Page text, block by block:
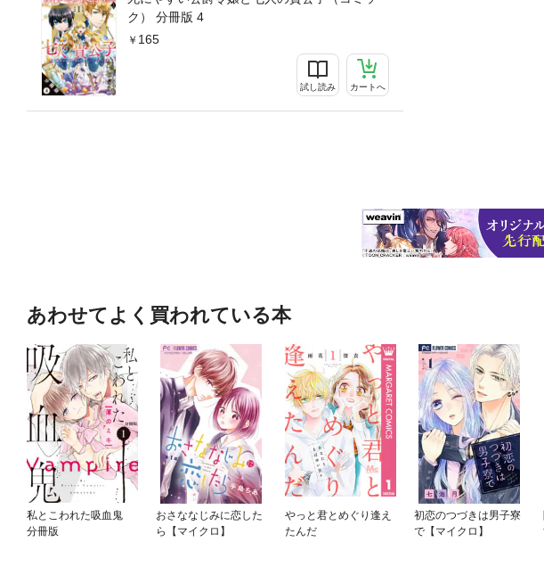
ク） 分冊版 4
165
試し読み カートへ
あわせてよく買われている本
私とこわれた吸血鬼
分冊版
おさななじみに恋した
ら【マイクロ】
やっと君とめぐり逢え
たんだ
初恋のつづきは男子寮
で【マイクロ】